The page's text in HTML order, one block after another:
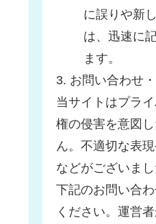
に誤りや新
は、迅速に
ます。
3. お問い合わせ
当サイトはプラ
権の侵害を意図
ん。不適切な表
などがございま
下記のお問い合
ください。運営